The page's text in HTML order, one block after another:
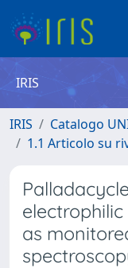
IRIS
IRIS Catalogo
1.1 Articolo su
as